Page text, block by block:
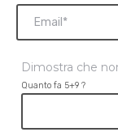
Dimostra che
Quanto fa 5+9 ?